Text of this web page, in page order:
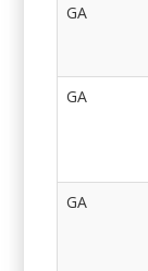
GA
GA
GA